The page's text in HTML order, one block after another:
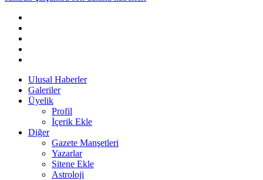
Ulusal Haberler
Galeriler
Üyelik
Profil
İçerik Ekle
Diğer
Gazete Manşetleri
Yazarlar
Sitene Ekle
Astroloji